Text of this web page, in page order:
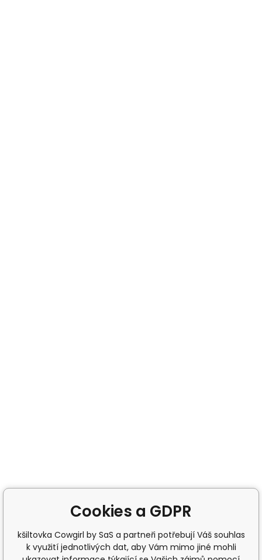
Cookies a GDPR
kšiltovka Cowgirl by SaS a partneři potřebují Váš souhlas
k využití jednotlivých dat, aby Vám mimo jiné mohli